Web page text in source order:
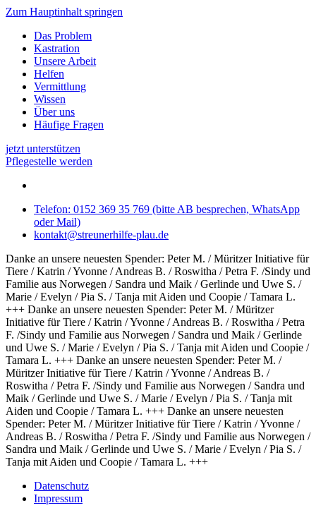
Zum Hauptinhalt springen
Das Problem
Kastration
Unsere Arbeit
Helfen
Vermittlung
Wissen
Über uns
Häufige Fragen
jetzt unterstützen
Pflegestelle werden
Telefon: 0152 369 35 769 (bitte AB besprechen, WhatsApp
oder Mail)
kontakt@streunerhilfe-plau.de
Danke an unsere neuesten Spender: Peter M. / Müritzer Initiative für
Tiere / Katrin / Yvonne / Andreas B. / Roswitha / Petra F. /Sindy und
Familie aus Norwegen / Sandra und Maik / Gerlinde und Uwe S. /
Marie / Evelyn / Pia S. / Tanja mit Aiden und Coopie / Tamara L.
+++ Danke an unsere neuesten Spender: Peter M. / Müritzer
Initiative für Tiere / Katrin / Yvonne / Andreas B. / Roswitha / Petra
F. /Sindy und Familie aus Norwegen / Sandra und Maik / Gerlinde
und Uwe S. / Marie / Evelyn / Pia S. / Tanja mit Aiden und Coopie /
Tamara L. +++ Danke an unsere neuesten Spender: Peter M. /
Müritzer Initiative für Tiere / Katrin / Yvonne / Andreas B. /
Roswitha / Petra F. /Sindy und Familie aus Norwegen / Sandra und
Maik / Gerlinde und Uwe S. / Marie / Evelyn / Pia S. / Tanja mit
Aiden und Coopie / Tamara L. +++ Danke an unsere neuesten
Spender: Peter M. / Müritzer Initiative für Tiere / Katrin / Yvonne /
Andreas B. / Roswitha / Petra F. /Sindy und Familie aus Norwegen /
Sandra und Maik / Gerlinde und Uwe S. / Marie / Evelyn / Pia S. /
Tanja mit Aiden und Coopie / Tamara L. +++
Datenschutz
Impressum